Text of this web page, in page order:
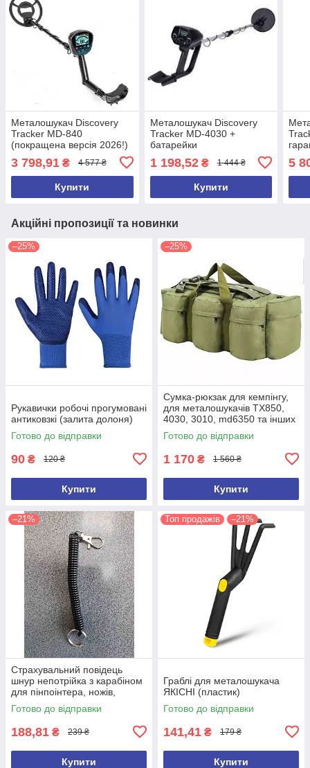
Металошукач Discovery
Tracker MD-840
(покращена версія 2026!)
3 798,91 ₴ 4 577 ₴
Купити
Металошукач Discovery
Tracker MD-4030 +
батарейки
1 198,52₴ 1 444 ₴
Купити
5
Акційні пропозиції та новинки
–25%
Рукавички робочі прогумовані
антиковзкі (залита долоня)
Готово до відправки
90 ₴ 120 ₴
Купити
–25%
Сумка-рюкзак для кемпінгу,
для металошукачів TX850,
4030, 3010, md6350 та інших
(ємність 100 л)
Готово до відправки
1 170 ₴ 1 560 ₴
Купити
–21%
Страхувальний повідець
шнур непотрійка з карабіном
для пінпоінтера, ножів,
ліхтарів, рацій, ключів
Готово до відправки
188,81 ₴ 239 ₴
Купити
Топ продажів –21%
Граблі для металошукача
ЯКІСНІ (пластик)
Готово до відправки
141,41 ₴ 179 ₴
Купити